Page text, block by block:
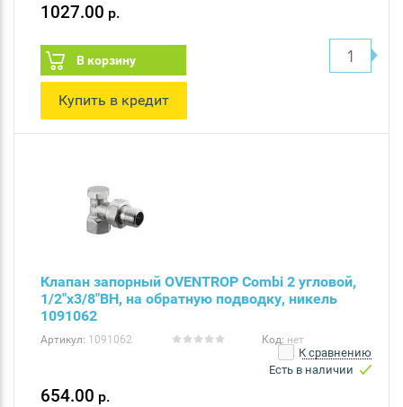
1027.00 р.
В корзину
Купить в кредит
Клапан запорный OVENTROP Combi 2 угловой,
1/2"x3/8"ВН, на обратную подводку, никель
1091062
Артикул: 1091062 Код: нет
К сравнению
Есть в наличии
654.00 р.